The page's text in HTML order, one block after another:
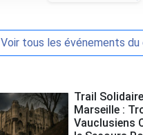
Voir tous les événements
Trail
Marseille :
Vauclusiens